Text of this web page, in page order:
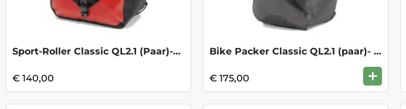
Sport-Roller Classic QL2.1 (Paar)-Red/Bl
€ 140,00
Bike Packer Classic QL2.1 (paar)- Zwart
€ 175,00 +